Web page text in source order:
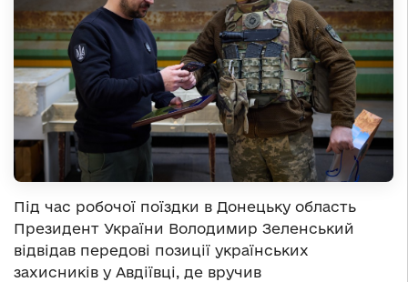
Під час робочої поїздки в Донецьку область
Президент України Володимир Зеленський
відвідав передові позиції українських
захисників у Авдіївці, де вручив